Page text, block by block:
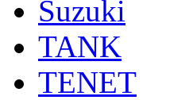
Suzuki
TANK
TENET